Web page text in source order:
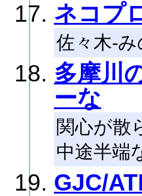
ネコプ
佐々木-
多摩川
ーな
関心が散
中途半端
GJC/